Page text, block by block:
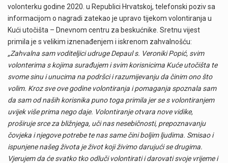
volonterku godine 2020. u Republici Hrvatskoj, telefonski poziv sa
informacijom o nagradi zatekao je upravo tijekom volontiranja u
Kući utočišta – Dnevnom centru za beskućnike. Sretnu vijest
primila je s velikim iznenađenjem i iskrenom zahvalnošću:
„Zahvalna sam voditeljici udruge Depaul s. Veroniki Popić, svim
volonterima s kojima surađujem i svim korisnicima Kuće utočišta te
svome sinu i unucima na podršci i razumijevanju da činim ono što
volim. Kroz sve ove godine volontiranja i pomaganja spoznala sam
da sam od naših korisnika puno toga primila jer se s volontiranjem
uvijek više prima nego daje. Volontiranje otvara nove vidike,
proširuje srce za bližnjega, uči nas nesebičnosti, prepoznavanju
čovjeka i njegove potrebe te nas same čini boljim ljudima. Smisao i
ispunjene našeg života je život koji živimo darujući se drugima.
Vjerujem da će svatko tko odluči volontirati i darovati svoje vrijeme i